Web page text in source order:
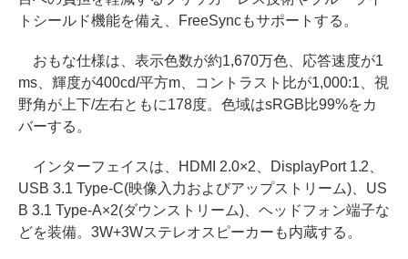
トシールド機能を備え、FreeSyncもサポートする。
おもな仕様は、表示色数が約1,670万色、応答速度が1
ms、輝度が400cd/平方m、コントラスト比が1,000:1、視
野角が上下/左右ともに178度。色域はsRGB比99%をカ
バーする。
インターフェイスは、HDMI 2.0×2、DisplayPort 1.2、
USB 3.1 Type-C(映像入力およびアップストリーム)、US
B 3.1 Type-A×2(ダウンストリーム)、ヘッドフォン端子な
どを装備。3W+3Wステレオスピーカーも内蔵する。